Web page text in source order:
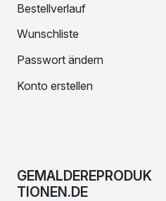
Bestellverlauf
Wunschliste
Passwort ändern
Konto erstellen
GEMALDEREPRODUK
TIONEN.DE